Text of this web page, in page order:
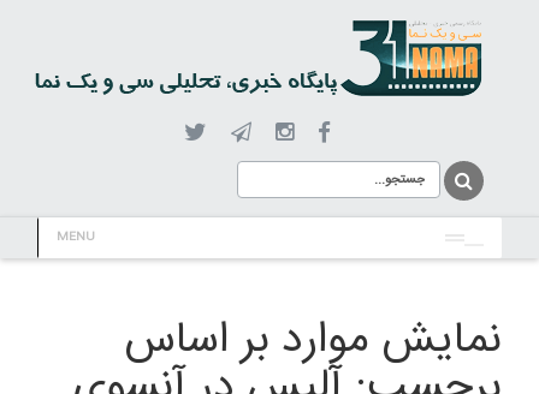
MENU
نمایش موارد بر اساس